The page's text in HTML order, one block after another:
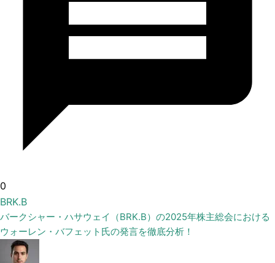
0
BRK.B
バークシャー・ハサウェイ（BRK.B）の2025年株主総会における
ウォーレン・バフェット氏の発言を徹底分析！